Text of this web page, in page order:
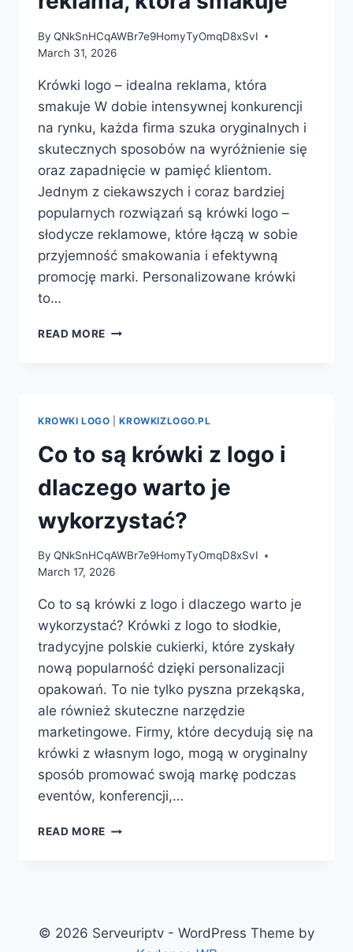
By QNkSnHCqAWBr7e9HomyTyOmqD8xSvI
March 31, 2026
Krówki logo – idealna reklama, która
smakuje W dobie intensywnej konkurencji
na rynku, każda firma szuka oryginalnych i
skutecznych sposobów na wyróżnienie się
oraz zapadnięcie w pamięć klientom.
Jednym z ciekawszych i coraz bardziej
popularnych rozwiązań są krówki logo –
słodycze reklamowe, które łączą w sobie
przyjemność smakowania i efektywną
promocję marki. Personalizowane krówki
to…
READ MORE KRÓWKI
KTÓRA
SMAKUJE
KROWKI LOGO |KROWKIZLOGO.PL
Co to są krówki z logo i
dlaczego warto je
wykorzystać?
By QNkSnHCqAWBr7e9HomyTyOmqD8xSvI
March 17, 2026
Co to są krówki z logo i dlaczego warto je
wykorzystać? Krówki z logo to słodkie,
tradycyjne polskie cukierki, które zyskały
nową popularność dzięki personalizacji
opakowań. To nie tylko pyszna przekąska,
ale również skuteczne narzędzie
marketingowe. Firmy, które decydują się na
krówki z własnym logo, mogą w oryginalny
sposób promować swoją markę podczas
eventów, konferencji,…
READ MORE CO
I
DLACZEGO
© 2026 Serveuriptv - WordPress Theme by